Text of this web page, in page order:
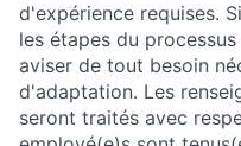
d'expérience requises.
les étapes du
aviser de tout besoin
d'adaptation. Les
seront traités avec